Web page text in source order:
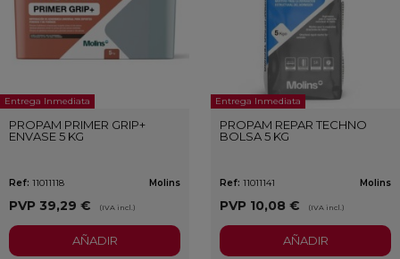
Entrega Inmediata
PROPAM PRIMER GRIP+
ENVASE 5 KG
Ref: 11011118 Molins
PVP 39,29 € (IVA incl.)
AÑADIR
Entrega Inmediata
PROPAM REPAR TECHNO
BOLSA 5 KG
Ref: 11011141 Molins
PVP 10,08 € (IVA incl.)
AÑADIR